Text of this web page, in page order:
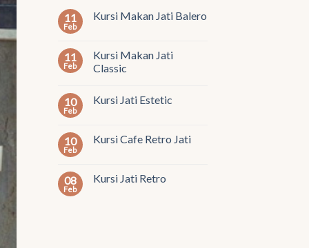
11
Feb
Kursi Makan Jati Balero
11
Feb
Kursi Makan Jati
Classic
10
Feb
Kursi Jati Estetic
10
Feb
Kursi Cafe Retro Jati
08
Feb
Kursi Jati Retro